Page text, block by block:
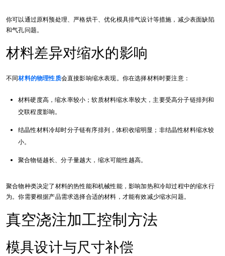
你可以通过原料预处理、严格烘干、优化模具排气设计等措施，减少表面缺陷
和气孔问题。
材料差异对缩水的影响
不同材料的物理性质会直接影响缩水表现。你在选择材料时要注意：
材料硬度高，缩水率较小；软质材料缩水率较大，主要受高分子链排列和
交联程度影响。
结晶性材料冷却时分子链有序排列，体积收缩明显；非结晶性材料缩水较
小。
聚合物链越长、分子量越大，缩水可能性越高。
聚合物种类决定了材料的热性能和机械性能，影响加热和冷却过程中的缩水行
为。你需要根据产品需求选择合适的材料，才能有效减少缩水问题。
真空浇注加工控制方法
模具设计与尺寸补偿